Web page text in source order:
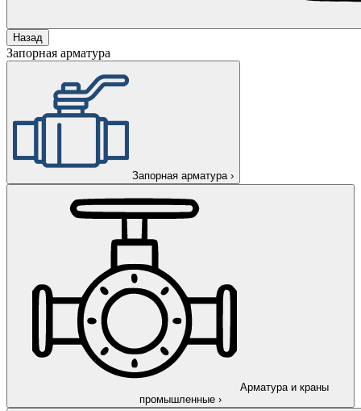
Назад
Запорная арматура
Запорная арматура ›
Арматура и краны
промышленные ›